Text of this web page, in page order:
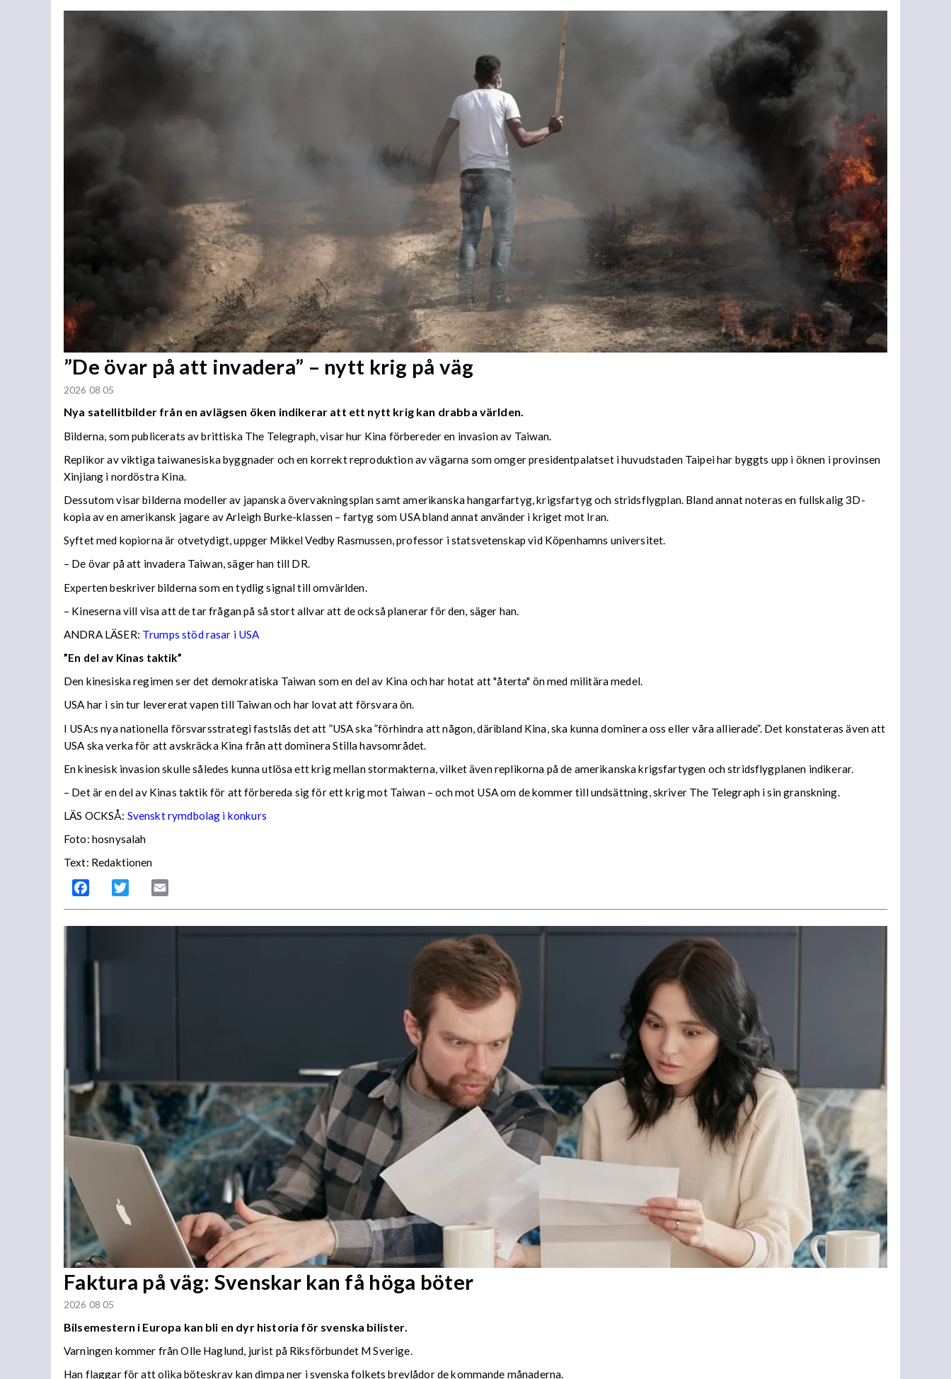
”De övar på att invadera” – nytt krig på väg
2026 08 05
Nya satellitbilder från en avlägsen öken indikerar att ett nytt krig kan drabba världen.
Bilderna, som publicerats av brittiska The Telegraph, visar hur Kina förbereder en invasion av Taiwan.
Replikor av viktiga taiwanesiska byggnader och en korrekt reproduktion av vägarna som omger presidentpalatset i huvudstaden Taipei har byggts upp i öknen i provinsen
Xinjiang i nordöstra Kina.
Dessutom visar bilderna modeller av japanska övervakningsplan samt amerikanska hangarfartyg, krigsfartyg och stridsflygplan. Bland annat noteras en fullskalig 3D-
kopia av en amerikansk jagare av Arleigh Burke-klassen – fartyg som USA bland annat använder i kriget mot Iran.
Syftet med kopiorna är otvetydigt, uppger Mikkel Vedby Rasmussen, professor i statsvetenskap vid Köpenhamns universitet.
– De övar på att invadera Taiwan, säger han till DR.
Experten beskriver bilderna som en tydlig signal till omvärlden.
– Kineserna vill visa att de tar frågan på så stort allvar att de också planerar för den, säger han.
ANDRA LÄSER: Trumps stöd rasar i USA
”En del av Kinas taktik”
Den kinesiska regimen ser det demokratiska Taiwan som en del av Kina och har hotat att "återta" ön med militära medel.
USA har i sin tur levererat vapen till Taiwan och har lovat att försvara ön.
I USA:s nya nationella försvarsstrategi fastslås det att ”USA ska ”förhindra att någon, däribland Kina, ska kunna dominera oss eller våra allierade”. Det konstateras även att
USA ska verka för att avskräcka Kina från att dominera Stilla havsområdet.
En kinesisk invasion skulle således kunna utlösa ett krig mellan stormakterna, vilket även replikorna på de amerikanska krigsfartygen och stridsflygplanen indikerar.
– Det är en del av Kinas taktik för att förbereda sig för ett krig mot Taiwan – och mot USA om de kommer till undsättning, skriver The Telegraph i sin granskning.
LÄS OCKSÅ: Svenskt rymdbolag i konkurs
Foto: hosnysalah
Text: Redaktionen
Facebook Twitter
Faktura på väg: Svenskar kan få höga böter
2026 08 05
Bilsemestern i Europa kan bli en dyr historia för svenska bilister.
Varningen kommer från Olle Haglund, jurist på Riksförbundet M Sverige.
Han flaggar för att olika böteskrav kan dimpa ner i svenska folkets brevlådor de kommande månaderna.